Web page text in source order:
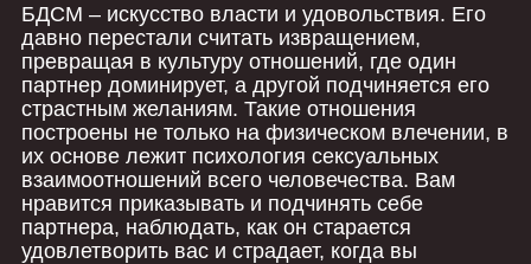
БДСМ – искусство власти и удовольствия. Его
давно перестали считать извращением,
превращая в культуру отношений, где один
партнер доминирует, а другой подчиняется его
страстным желаниям. Такие отношения
построены не только на физическом влечении, в
их основе лежит психология сексуальных
взаимоотношений всего человечества. Вам
нравится приказывать и подчинять себе
партнера, наблюдать, как он старается
удовлетворить вас и страдает, когда вы